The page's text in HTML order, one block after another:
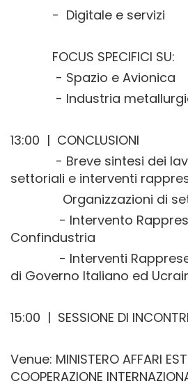
- Digitale e servizi
FOCUS SPECIFICI SU:
- Spazio e Avionica
- Industria
13:00 | CONCLUSIONI
- Breve sintesi dei
settoriali e interventi
Organizzazioni di
- Intervento
Confindustria
- Interventi
di Governo Italiano ed
15:00 | SESSIONE DI
Venue: MINISTERO AFFARI
COOPERAZIONE